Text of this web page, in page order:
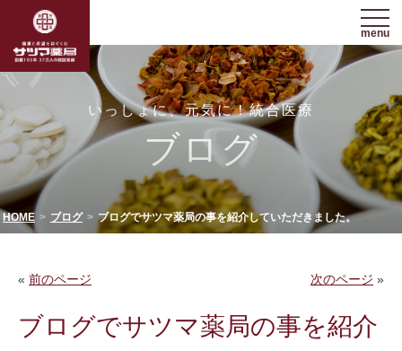
menu
いっしょに、元気に！統合医療
ブログ
HOME ブログ ブログでサツマ薬局の事を紹介していただきました。
« 前のページ 次のページ »
ブログでサツマ薬局の事を紹介